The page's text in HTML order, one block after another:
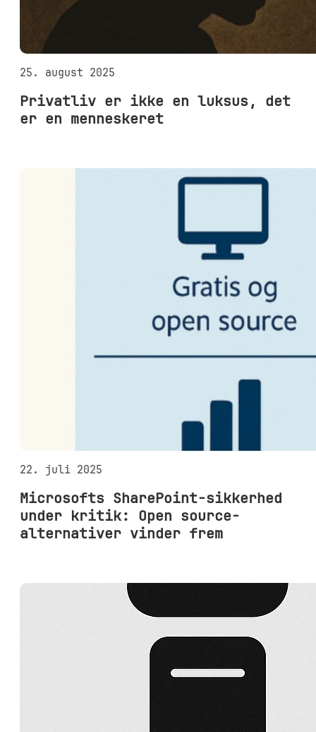
25. august 2025
Privatliv er ikke en luksus, det
er en menneskeret
22. juli 2025
Microsofts SharePoint-sikkerhed
under kritik: Open source-
alternativer vinder frem